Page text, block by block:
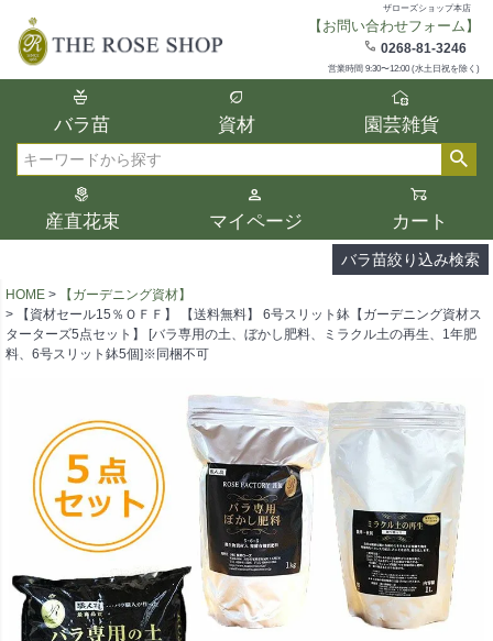
ザローズショップ本店
【お問い合わせフォーム】
0268-81-3246
営業時間 9:30〜12:00 (水土日祝を除く)
バラ苗 資材 園芸雑貨
産直花束 マイページ カート
バラ苗絞り込み検索
在庫
在庫ありのみ表示
検索
複数の条件を選択して絞り込み検索が可能
選択した項目全てに該当する品種のみ検索
結果に表示されます。
タイプ、カラー、ブランドなどは1つずつ選
択してください。
HOME
【ガーデニング資材】
【資材セール15％ＯＦＦ】 【送料無料】 6号スリット鉢【ガーデニング資材ス
ターターズ5点セット】 [バラ専用の土、ぼかし肥料、ミラクル土の再生、1年肥
料、6号スリット鉢5個]※同梱不可